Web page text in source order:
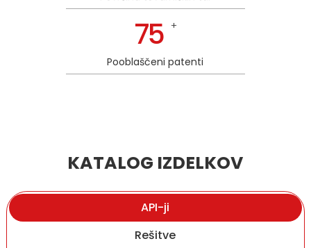
75 +
Pooblaščeni patenti
KATALOG IZDELKOV
API-ji
Rešitve